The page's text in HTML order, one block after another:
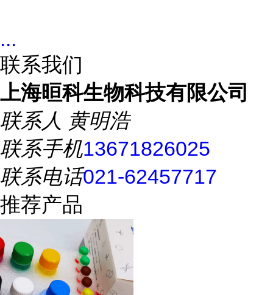
...
联系我们
上海晅科生物科技有限公司
联系人 黄明浩
联系手机13671826025
联系电话021-62457717
推荐产品